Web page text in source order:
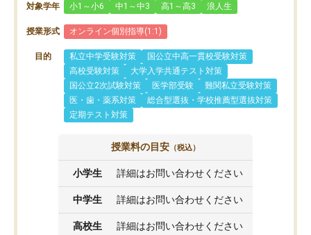
対象学年 小1～小6 中1～中3 高1～高3 浪人生
授業形式 オンライン個別指導(1:1)
目的 私立中学受験対策
国公立中高一貫校受験対策
高校受験対策
大学入学共通テスト対策
国公立2次試験対策
医学部受験
難関私立受験対策
医・歯・薬系対策
総合型選抜・学校推薦型選抜対策
定期テスト対策
授業料の目安 （税込）
小学生 詳細はお問い合わせください
中学生 詳細はお問い合わせください
高校生 詳細はお問い合わせください